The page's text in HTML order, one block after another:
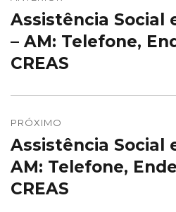
Post
Post
anterior:
Assistência Social
– AM: Telefone,
CREAS
PRÓXIMO
Próximo
post:
Assistência Social
AM: Telefone,
CREAS